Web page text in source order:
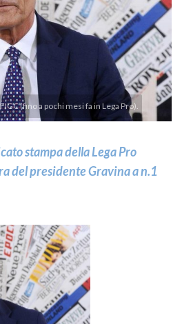
(fino a pochi mesi fa in Lega Pro).
stampa della Lega Pro
del presidente Gravina a n.1